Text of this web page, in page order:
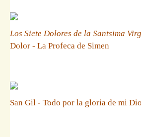
Los Siete Dolores de la Santsima
Dolor - La Profeca de Simen
San Gil - Todo por la gloria de mi